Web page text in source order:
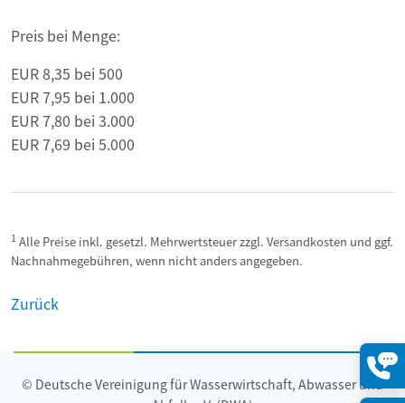
Preis bei Menge:
EUR 8,35 bei 500
EUR 7,95 bei 1.000
EUR 7,80 bei 3.000
EUR 7,69 bei 5.000
1 Alle Preise inkl. gesetzl. Mehrwertsteuer zzgl. Versandkosten und ggf.
Nachnahmegebühren, wenn nicht anders angegeben.
Zurück
© Deutsche Vereinigung für Wasserwirtschaft, Abwasser und